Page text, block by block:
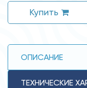
Купить
ОПИСАНИЕ
ТЕХНИЧЕСКИЕ